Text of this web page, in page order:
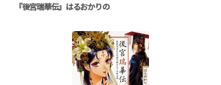
『後宮瑞華伝』はるおかりの